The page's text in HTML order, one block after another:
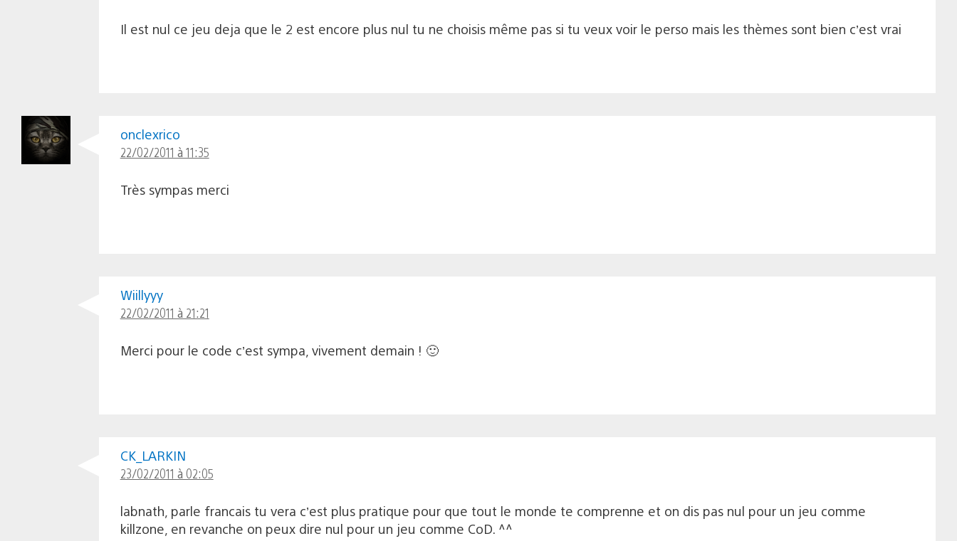
Il est nul ce jeu deja que le 2 est encore plus nul tu ne choisis même pas si tu veux voir le perso mais les thèmes sont bien c’est vrai
onclexrico
22/02/2011 à 11:35
Très sympas merci
Wiillyyy
22/02/2011 à 21:21
Merci pour le code c’est sympa, vivement demain ! 🙂
CK_LARKIN
23/02/2011 à 02:05
labnath, parle francais tu vera c’est plus pratique pour que tout le monde te comprenne et on dis pas nul pour un jeu comme
killzone, en revanche on peux dire nul pour un jeu comme CoD. ^^